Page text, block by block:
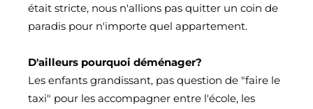
était stricte, nous n'allions pas quitter un coin de
paradis pour n'importe quel appartement.
D'ailleurs pourquoi déménager?
Les enfants grandissant, pas question de "faire le
taxi" pour les accompagner entre l'école, les